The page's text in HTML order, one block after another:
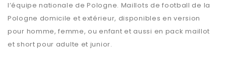
l’équipe nationale de Pologne. Maillots de football de la
Pologne domicile et extérieur, disponibles en version
pour homme, femme, ou enfant et aussi en pack maillot
et short pour adulte et junior.